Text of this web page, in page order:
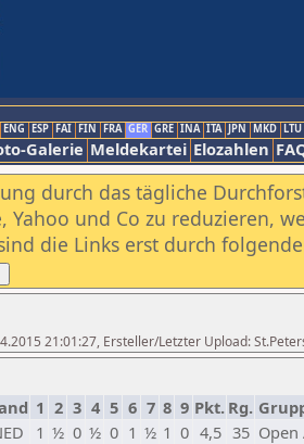
ENG ESP FAI FIN FRA GER GRE INA ITA JPN MKD LTU
Galerie Meldekartei Elozahlen
durch das tägliche
Yahoo und Co zu reduzieren,
die Links erst durch
21:01:27, Ersteller/Letzter Upload:
1 2 3 4 5 6 7 8 9 Pkt. Rg.
1 ½ 0 ½ 0 1 ½ 1 0 4,5 35 Open